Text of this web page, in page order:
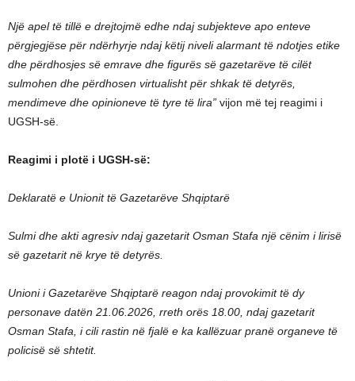
Një apel të tillë e drejtojmë edhe ndaj subjekteve apo enteve
përgjegjëse për ndërhyrje ndaj këtij niveli alarmant të ndotjes etike
dhe përdhosjes së emrave dhe figurës së gazetarëve të cilët
sulmohen dhe përdhosen virtualisht për shkak të detyrës,
mendimeve dhe opinioneve të tyre të lira” vijon më tej reagimi i
UGSH-së.
Reagimi i plotë i UGSH-së:
Deklaratë e Unionit të Gazetarëve Shqiptarë
Sulmi dhe akti agresiv ndaj gazetarit Osman Stafa një cënim i lirisë
së gazetarit në krye të detyrës.
Unioni i Gazetarëve Shqiptarë reagon ndaj provokimit të dy
personave datën 21.06.2026, rreth orës 18.00, ndaj gazetarit
Osman Stafa, i cili rastin në fjalë e ka kallëzuar pranë organeve të
policisë së shtetit.